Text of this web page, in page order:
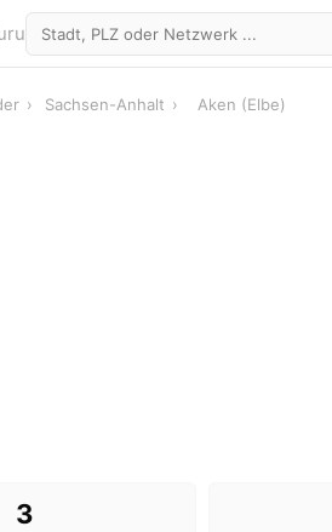
› Sachsen-Anhalt › Aken (Elbe)
3